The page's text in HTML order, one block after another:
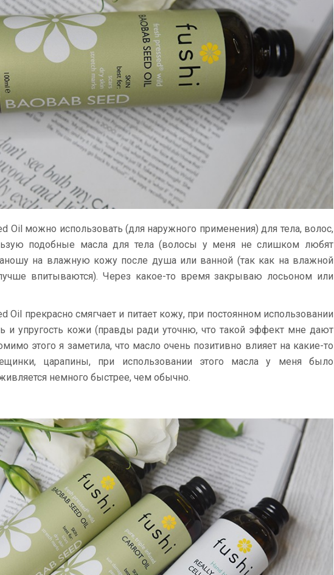
Oil можно использовать (для наружного применения) для тела, волос,
подобные масла для тела (волосы у меня не слишком любят
на влажную кожу после душа или ванной (так как на влажной
впитываются). Через какое-то время закрываю лосьоном или
Oil прекрасно смягчает и питает кожу, при постоянном использовании
и упругость кожи (правды ради уточню, что такой эффект мне дают
этого я заметила, что масло очень позитивно влияет на какие-то
царапины, при использовании этого масла у меня было
немного быстрее, чем обычно.